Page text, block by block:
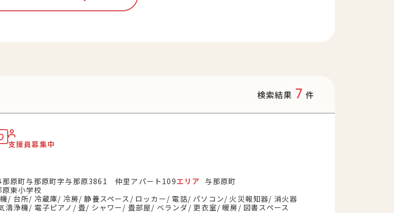
検索結果 7 件
支援員募集中
原町与那原町字与那原3861 仲里アパート109エリア 与那原町
原東小学校
台所 冷蔵庫 冷房 静養スペース ロッカー 電話 パソコン 火災報知器 消火器
清浄機 電子ピアノ 畳 シャワー 畳部屋 ベランダ 更衣室 暖房 図書スペース